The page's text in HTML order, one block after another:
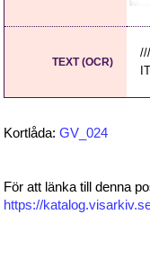
TEXT (OCR)
Kortlåda: GV_024
För att länka till denna
https://